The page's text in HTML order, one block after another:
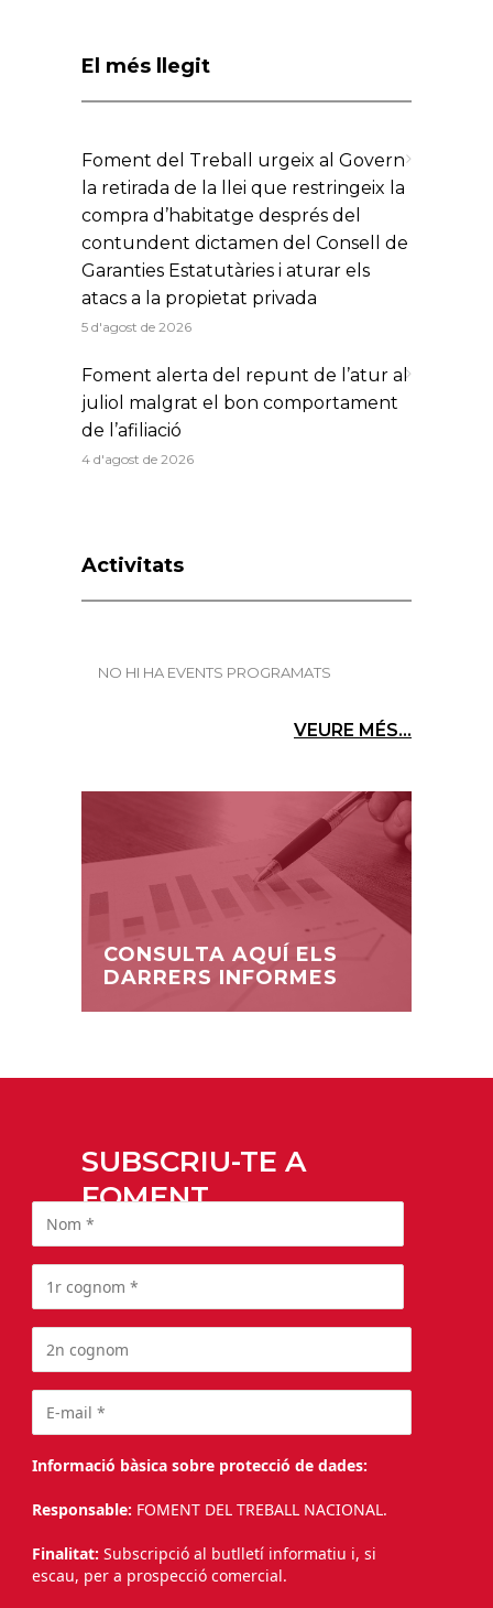
El més llegit
Foment del Treball urgeix al Govern
la retirada de la llei que restringeix la
compra d’habitatge després del
contundent dictamen del Consell de
Garanties Estatutàries i aturar els
atacs a la propietat privada
5 d'agost de 2026
Foment alerta del repunt de l’atur al
juliol malgrat el bon comportament
de l’afiliació
4 d'agost de 2026
Activitats
NO HI HA EVENTS PROGRAMATS
VEURE MÉS...
CONSULTA AQUÍ ELS
DARRERS INFORMES
SUBSCRIU-TE A
FOMENT
Informació bàsica sobre protecció de dades:
Responsable: FOMENT DEL TREBALL NACIONAL.
Finalitat: Subscripció al butlletí informatiu i, si
escau, per a prospecció comercial.